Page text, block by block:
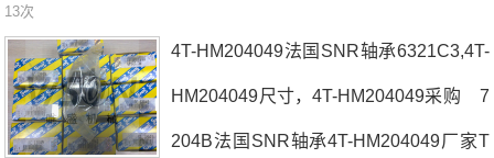
13次
4T-HM204049法国SNR轴承6321C3,4T-
HM204049尺寸，4T-HM204049采购 7
204B法国SNR轴承4T-HM204049厂家T